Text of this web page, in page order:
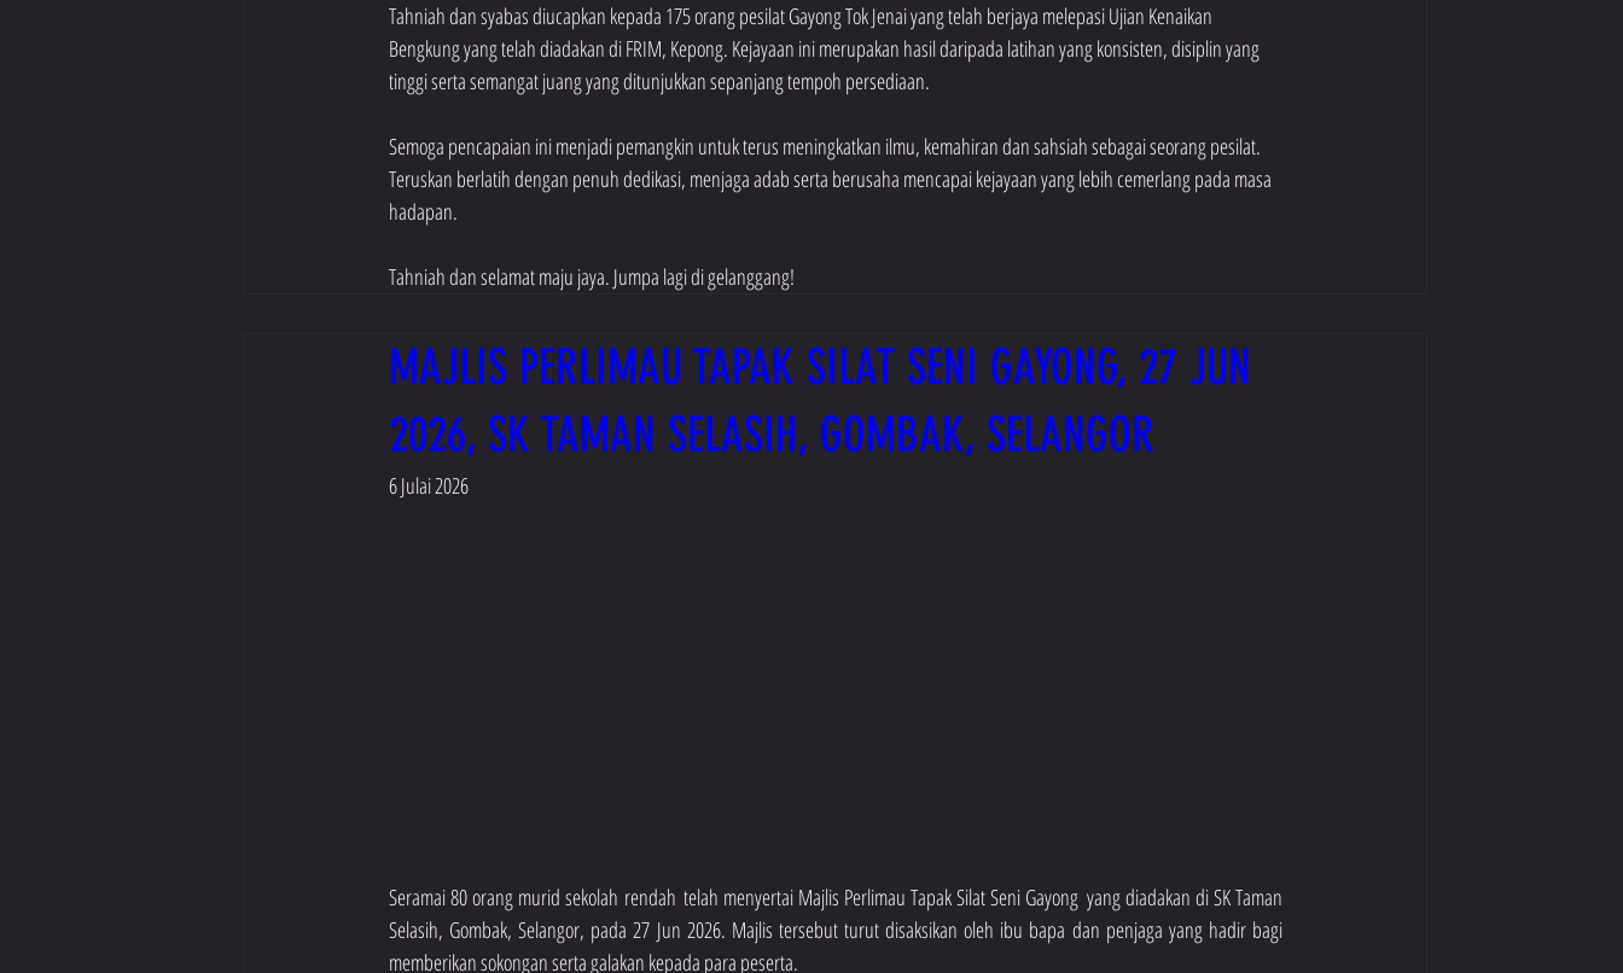
Tahniah dan syabas diucapkan kepada 175 orang pesilat Gayong Tok Jenai yang telah berjaya melepasi Ujian Kenaikan
Bengkung yang telah diadakan di FRIM, Kepong. Kejayaan ini merupakan hasil daripada latihan yang konsisten, disiplin yang
tinggi serta semangat juang yang ditunjukkan sepanjang tempoh persediaan.
Semoga pencapaian ini menjadi pemangkin untuk terus meningkatkan ilmu, kemahiran dan sahsiah sebagai seorang pesilat.
Teruskan berlatih dengan penuh dedikasi, menjaga adab serta berusaha mencapai kejayaan yang lebih cemerlang pada masa
hadapan.
Tahniah dan selamat maju jaya. Jumpa lagi di gelanggang!
MAJLIS PERLIMAU TAPAK SILAT SENI GAYONG, 27 JUN
2026, SK TAMAN SELASIH, GOMBAK, SELANGOR
6 Julai 2026
Seramai 80 orang murid sekolah rendah telah menyertai Majlis Perlimau Tapak Silat Seni Gayong yang diadakan di SK Taman
Selasih, Gombak, Selangor, pada 27 Jun 2026. Majlis tersebut turut disaksikan oleh ibu bapa dan penjaga yang hadir bagi
memberikan sokongan serta galakan kepada para peserta.